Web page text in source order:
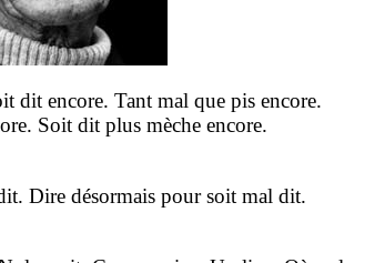
dit encore. Tant mal que pis encore.
Soit dit plus mèche encore.
Dire désormais pour soit mal dit.